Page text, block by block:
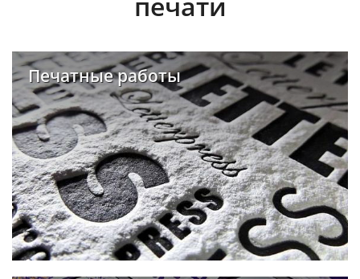
Печатные работы